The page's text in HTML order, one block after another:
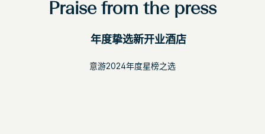
Praise from the press
年度挚选新开业酒店
意游2024年度星榜之选